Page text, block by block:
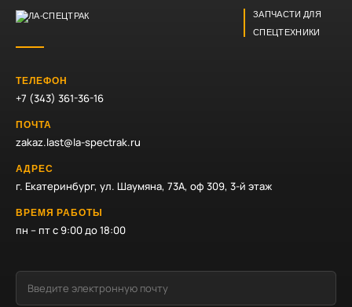
ЗАПЧАСТИ ДЛЯ
СПЕЦТЕХНИКИ
ТЕЛЕФОН
+7 (343) 361-36-16
ПОЧТА
zakaz.last@la-spectrak.ru
АДРЕС
г. Екатеринбург, ул. Шаумяна, 73А, оф 309, 3-й этаж
ВРЕМЯ РАБОТЫ
пн – пт с 9:00 до 18:00